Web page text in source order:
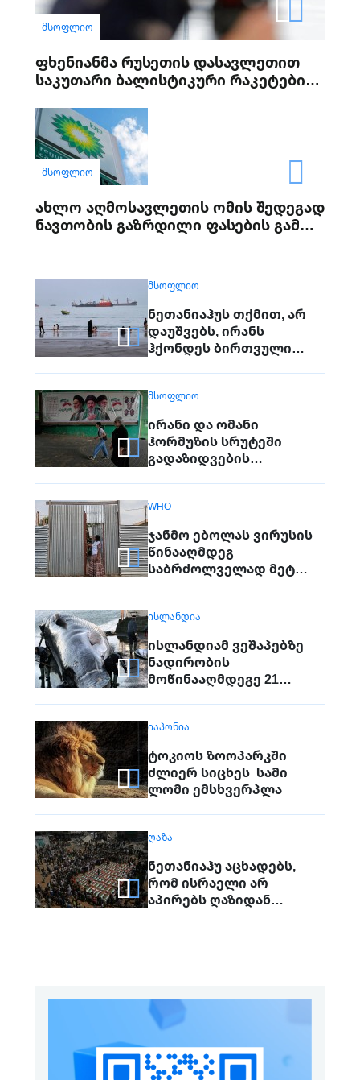
ᲛᲡᲝᲤᲚᲘᲝ
ფხენიანმა რუსეთის დასავლეთით
საკუთარი ბალისტიკური რაკეტების
ᲛᲡᲝᲤᲚᲘᲝ
ახლო აღმოსავლეთის ომის შედეგად
ნავთობის გაზრდილი ფასების გამო
ᲛᲡᲝᲤᲚᲘᲝ
ნეთანიაჰუს თქმით, არ
დაუშვებს, ირანს
ჰქონდეს ბირთვული
საფრთხეებზე საუბრობს
ᲛᲡᲝᲤᲚᲘᲝ
ირანი და ომანი
ჰორმუზის სრუტეში
გადაზიდვების
WHO
ჯანმო ებოლას ვირუსის
წინააღმდეგ
საბრძოლველად მეტ
ᲘᲡᲚᲐᲜᲓᲘᲐ
ისლანდიამ ვეშაპებზე
ნადირობის
მოწინააღმდეგე 21
ᲘᲐᲞᲝᲜᲘᲐ
ტოკიოს ზოოპარკში
ძლიერ სიცხეს სამი
ლომი ემსხვერპლა
ᲦᲐᲖᲐ
ნეთანიაჰუ აცხადებს,
რომ ისრაელი არ
აპირებს ღაზიდან